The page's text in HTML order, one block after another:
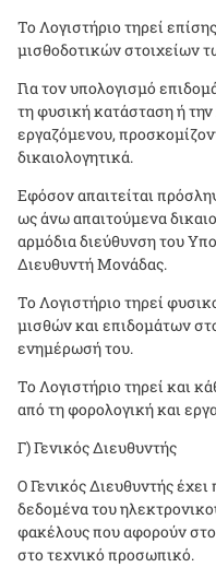
Το Λογιστήριο τηρεί
μισθοδοτικών στοιχείων
Για τον υπολογισμό
τη φυσική κατάσταση ή
εργαζόμενου,
δικαιολογητικά.
Εφόσον απαιτείται
ως άνω απαιτούμενα
αρμόδια διεύθυνση του
Διευθυντή Μονάδας.
Το Λογιστήριο τηρεί
μισθών και επιδομάτων
ενημέρωσή του.
Το Λογιστήριο τηρεί και
από τη φορολογική και
Γ) Γενικός Διευθυντής
Ο Γενικός Διευθυντής
δεδομένα του
φακέλους που αφορούν στο
στο τεχνικό προσωπικό.